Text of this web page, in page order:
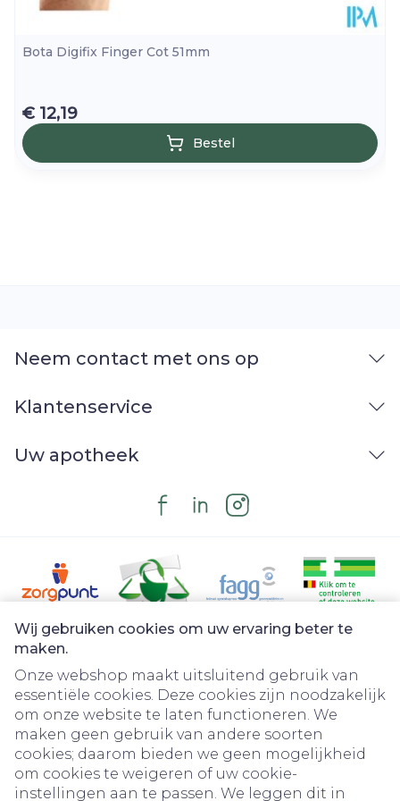
Wij gebruiken cookies om uw ervaring beter te
maken.
Onze webshop maakt uitsluitend gebruik van
essentiële cookies. Deze cookies zijn noodzakelijk
om onze website te laten functioneren. We
maken geen gebruik van andere soorten
cookies; daarom bieden we geen mogelijkheid
om cookies te weigeren of uw cookie-
instellingen aan te passen. We leggen dit in
Bota Digifix Finger Cot 51mm
€ 12,19
Bestel
Neem contact met ons op
Klantenservice
Uw apotheek
Juridische links